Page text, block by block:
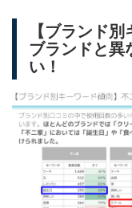
【ブランド
ブランドと異
い！